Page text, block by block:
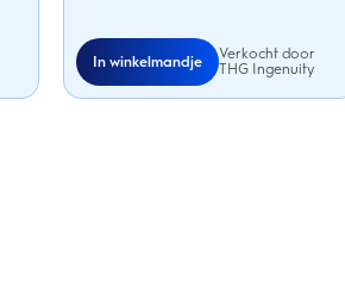
In winkelmandje
Verkocht door
THG Ingenuity